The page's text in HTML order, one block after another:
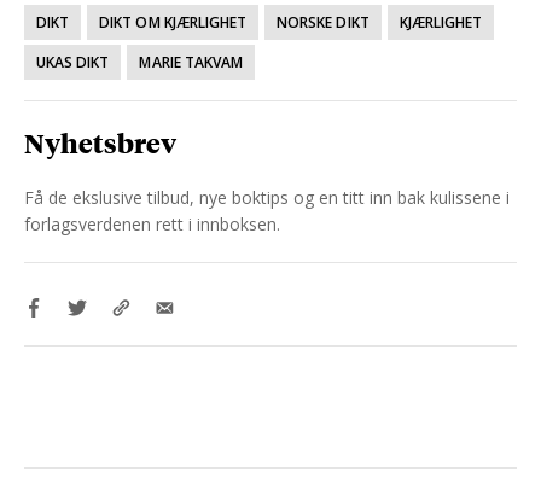
DIKT DIKT OM KJÆRLIGHET NORSKE DIKT
KJÆRLIGHET
UKAS DIKT
MARIE TAKVAM
Nyhetsbrev
Få de ekslusive tilbud, nye boktips og en titt inn bak kulissene i
forlagsverdenen rett i innboksen.